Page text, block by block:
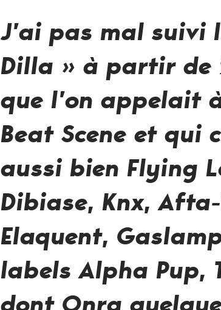
J’ai pas mal suivi
Dilla » à partir
que l’on appelait
Beat Scene et qui
aussi bien Flying
Dibiase, Knx,
Elaquent,
labels Alpha Pup,